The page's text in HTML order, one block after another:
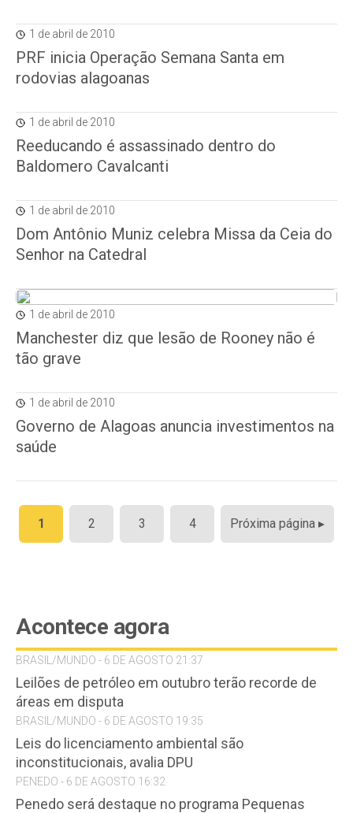
1 de abril de 2010
PRF inicia Operação Semana Santa em
rodovias alagoanas
1 de abril de 2010
Reeducando é assassinado dentro do
Baldomero Cavalcanti
1 de abril de 2010
Dom Antônio Muniz celebra Missa da Ceia do
Senhor na Catedral
1 de abril de 2010
Manchester diz que lesão de Rooney não é
tão grave
1 de abril de 2010
Governo de Alagoas anuncia investimentos na
saúde
Paginação
de
1 2 3 4 Próxima página ▸
Acontece agora
BRASIL/MUNDO - 6 DE AGOSTO 21:37
Leilões de petróleo em outubro terão recorde de
áreas em disputa
BRASIL/MUNDO - 6 DE AGOSTO 19:35
Leis do licenciamento ambiental são
inconstitucionais, avalia DPU
PENEDO - 6 DE AGOSTO 16:32
Penedo será destaque no programa Pequenas